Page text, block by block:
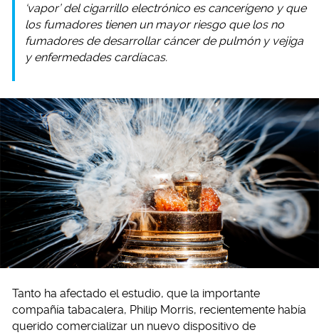
‘vapor’ del cigarrillo electrónico es cancerígeno y que
los fumadores tienen un mayor riesgo que los no
fumadores de desarrollar cáncer de pulmón y vejiga
y enfermedades cardíacas.
Tanto ha afectado el estudio, que la importante
compañía tabacalera, Philip Morris, recientemente había
querido comercializar un nuevo dispositivo de